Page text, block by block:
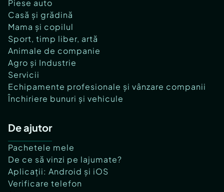
Piese auto
Casă și grădină
Mama și copilul
Sport, timp liber, artă
Animale de companie
Agro și Industrie
Servicii
Echipamente profesionale și vânzare companii
Închiriere bunuri și vehicule
De ajutor
Pachetele mele
De ce să vinzi pe lajumate?
Aplicații: Android și iOS
Verificare telefon